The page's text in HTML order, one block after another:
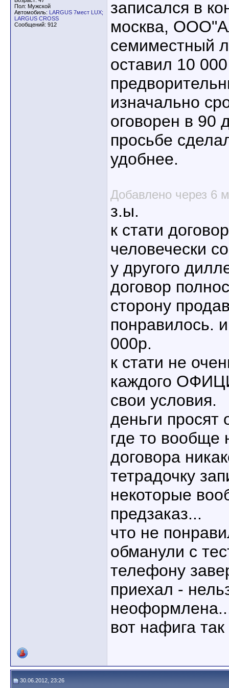
Пол: Мужской
Автомобиль: LARGUS 7мест LUX;
LARGUS CROSS
Сообщений: 912
записался в
москва,
семиместный
оставил 10
изначально
оговорен в 90
просьбе
удобнее.
Добавлено через 6
з.ы.
к стати
человечески
у другого
договор
сторону
понравилось.
000р.
к стати не
каждого
свои условия.
деньги просят
где то вообще
договора
тетрадочку
некоторые
предзаказ...
что не
обманули с
телефону
приехал -
вот нафига
30.06.2012, 23:26